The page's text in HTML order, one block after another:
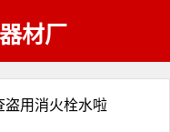
材厂
盗用消火栓水啦